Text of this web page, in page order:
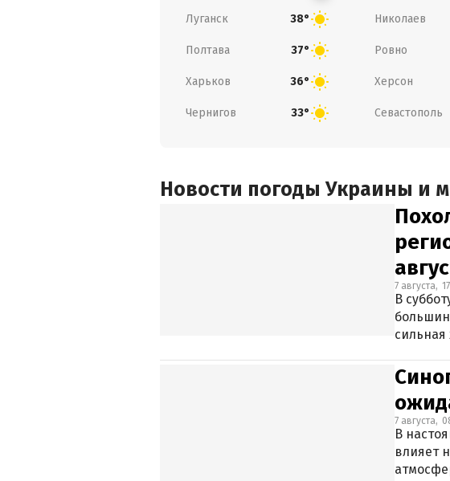
Луганск 38° Николаев
Полтава 37° Ровно
Харьков 36° Херсон
Чернигов 33° Севастополь
Новости погоды Украины и
7 августа,
В
7 августа,
В
влияет